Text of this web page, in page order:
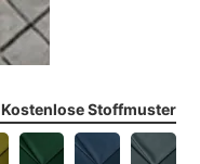
Kostenlose Stoffmuster